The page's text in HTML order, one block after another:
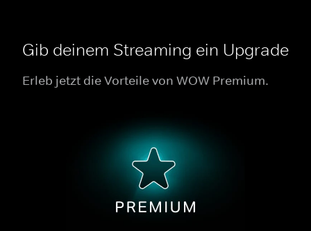
Gib deinem Streaming ein Upgrade
Erleb jetzt die Vorteile von WOW Premium.